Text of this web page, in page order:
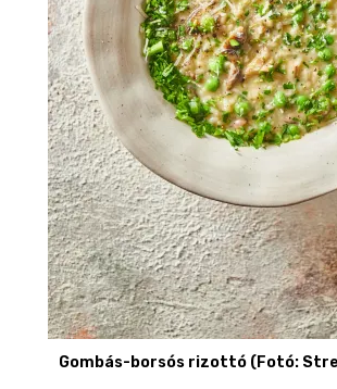
Gombás-borsós rizottó (Fotó: